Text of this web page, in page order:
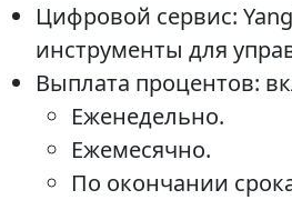
Цифровой сервис:
инструменты для
Выплата процентов:
Еженедельно.
Ежемесячно.
По окончании